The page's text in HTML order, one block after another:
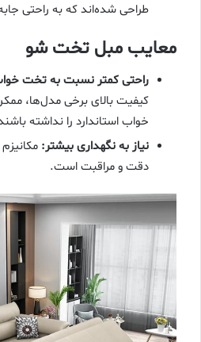
طراحی شده‌اند که به راحتی
معایب مبل تخت شو
راحتی کمتر نسبت به تخت
کیفیت بالای برخی مدل‌ها،
خواب استاندارد را نداشته
نیاز به نگهداری بیشتر:
دقت و مراقبت است.